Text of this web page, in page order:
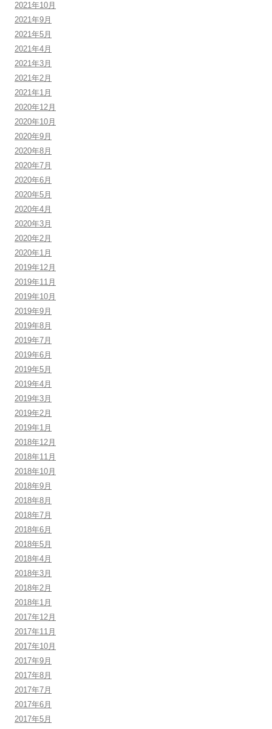
2021年10月
2021年9月
2021年5月
2021年4月
2021年3月
2021年2月
2021年1月
2020年12月
2020年10月
2020年9月
2020年8月
2020年7月
2020年6月
2020年5月
2020年4月
2020年3月
2020年2月
2020年1月
2019年12月
2019年11月
2019年10月
2019年9月
2019年8月
2019年7月
2019年6月
2019年5月
2019年4月
2019年3月
2019年2月
2019年1月
2018年12月
2018年11月
2018年10月
2018年9月
2018年8月
2018年7月
2018年6月
2018年5月
2018年4月
2018年3月
2018年2月
2018年1月
2017年12月
2017年11月
2017年10月
2017年9月
2017年8月
2017年7月
2017年6月
2017年5月